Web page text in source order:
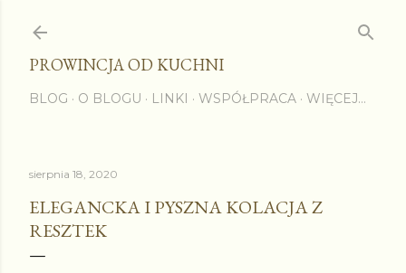
PROWINCJA OD KUCHNI
BLOG O BLOGU LINKI WSPÓŁPRACA WIĘCEJ…
sierpnia 18, 2020
ELEGANCKA I PYSZNA KOLACJA Z
RESZTEK